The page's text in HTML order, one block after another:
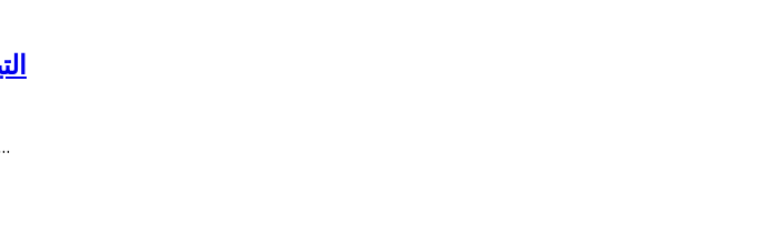
بعد ثلاثة أسابيع من اندلاع الحرب